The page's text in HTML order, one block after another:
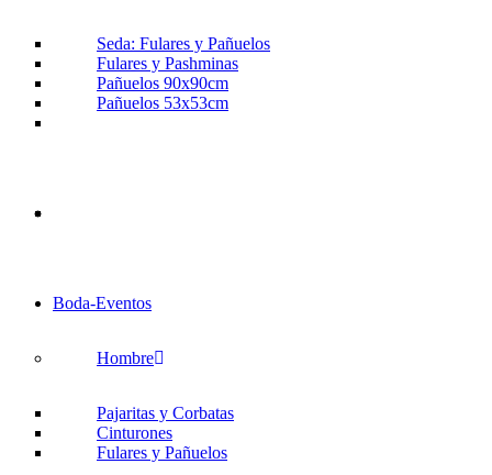
Seda: Fulares y Pañuelos
Fulares y Pashminas
Pañuelos 90x90cm
Pañuelos 53x53cm
Boda-Eventos
Hombre
Pajaritas y Corbatas
Cinturones
Fulares y Pañuelos